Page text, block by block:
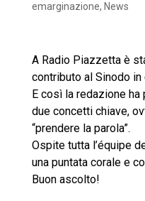
emarginazione, News
A Radio Piazzetta è
contributo al Sinodo in
E così la redazione
due concetti chiave,
“prendere la parola”.
Ospite tutta l’équipe
una puntata corale e
Buon ascolto!